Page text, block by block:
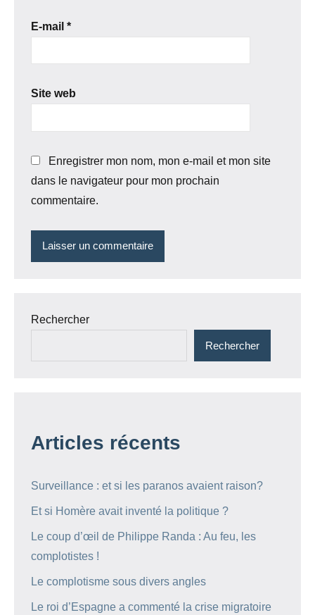
E-mail *
Site web
Enregistrer mon nom, mon e-mail et mon site
dans le navigateur pour mon prochain
commentaire.
Rechercher
Rechercher
Articles récents
Surveillance : et si les paranos avaient raison?
Et si Homère avait inventé la politique ?
Le coup d’œil de Philippe Randa : Au feu, les
complotistes !
Le complotisme sous divers angles
Le roi d’Espagne a commenté la crise migratoire